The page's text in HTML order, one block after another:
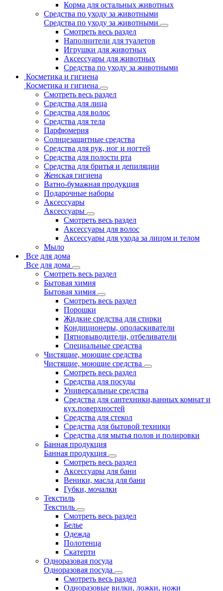
Корма для остальных животных
Средства по уходу за животными
Средства по уходу за животными
Смотреть весь раздел
Наполнители для туалетов
Игрушки для животных
Аксессуары для животных
Средства по уходу за животными
Косметика и гигиена
Косметика и гигиена
Смотреть весь раздел
Средства для лица
Средства для волос
Средства для тела
Парфюмерия
Солнцезащитные средства
Средства для рук, ног и ногтей
Средства для полости рта
Средства для бритья и депиляции
Женская гигиена
Ватно-бумажная продукция
Подарочные наборы
Аксессуары
Аксессуары
Смотреть весь раздел
Аксессуары для волос
Аксессуары для ухода за лицом и телом
Мыло
Все для дома
Все для дома
Смотреть весь раздел
Бытовая химия
Бытовая химия
Смотреть весь раздел
Порошки
Жидкие средства для стирки
Кондиционеры, ополаскиватели
Пятновыводители, отбеливатели
Специальные средства
Чистящие, моющие средства
Чистящие, моющие средства
Смотреть весь раздел
Средства для посуды
Универсальные средства
Средства для сантехники,ванных комнат и
кух.поверхностей
Средства для стекол
Средства для бытовой техники
Средства для мытья полов и полировки
Банная продукция
Банная продукция
Смотреть весь раздел
Аксессуары для бани
Веники, масла для бани
Губки, мочалки
Текстиль
Текстиль
Смотреть весь раздел
Белье
Одежда
Полотенца
Скатерти
Одноразовая посуда
Одноразовая посуда
Смотреть весь раздел
Одноразовые вилки, ложки, ножи